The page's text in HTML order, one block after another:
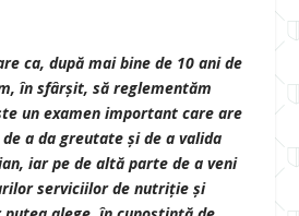
ca, după mai bine de 10 ani de
în sfârșit, să reglementăm
un examen important care are
a da greutate și de a valida
iar pe de altă parte de a veni
serviciilor de nutriție și